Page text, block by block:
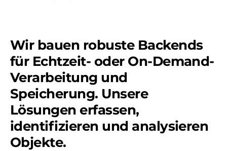
Wir bauen robuste Backends
für Echtzeit- oder On-Demand-
Verarbeitung und
Speicherung. Unsere
Lösungen erfassen,
identifizieren und analysieren
Objekte.